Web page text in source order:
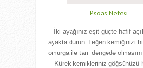
Psoas Nefesi
İki ayağınız eşit güçte hafif
ayakta durun. Leğen kemiğinizi
omurga ile tam dengede
Kürek kemikleriniz göğsünüzü